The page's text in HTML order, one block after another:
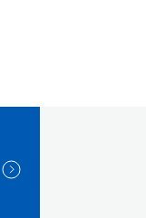
NEXT SLIDE